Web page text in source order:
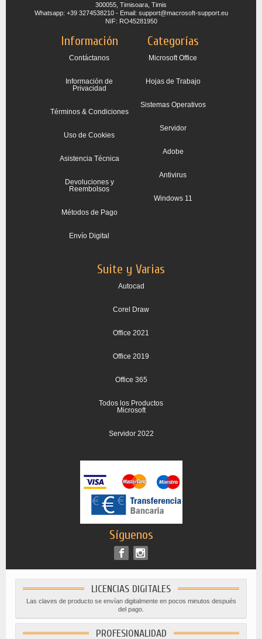
300055, Timisoara, Timis
Whatsapp: +39 3274538210 - Email: support@macrosoft-support.eu
NIF: RO45281950
Información
Contáctanos
Información de
Privacidad
Términos & Condiciones
Uso de Cookies
Asistencia Técnica
Devoluciones y
Reembolsos
Métodos de Pago
Envío Digital
Categorías
Microsoft Office
Hojas de Trabajo
Sistemas Operativos
Servidor
Adobe
Antivirus
Windows 11
Suite y Varias
Autocad
Corel Draw
Office 2021
Office 2019
Office 365
Todos los Productos
Microsoft
Servidor 2022
Síguenos
LICENCIAS DIGITALES
Las claves de producto se envían digitalmente en pocos minutos después
del pago.
PROFESIONALIDAD